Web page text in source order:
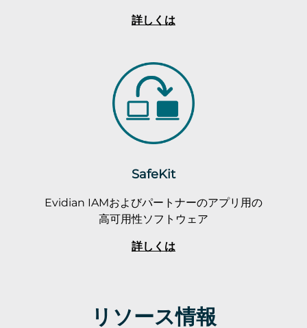
詳しくは
SafeKit
Evidian IAMおよびパートナーのアプリ用の
高可用性ソフトウェア
詳しくは
リソース情報